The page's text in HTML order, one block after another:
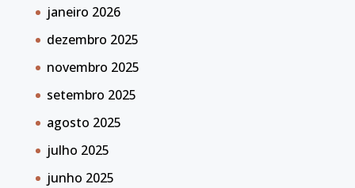
janeiro 2026
dezembro 2025
novembro 2025
setembro 2025
agosto 2025
julho 2025
junho 2025